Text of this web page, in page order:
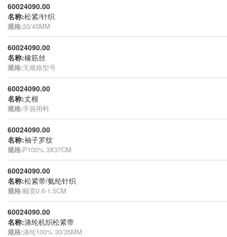
60024090.00
名称:松紧/针织
规格:33/45MM
60024090.00
名称:橡筋丝
规格:无规格型号
60024090.00
名称:丈根
规格:手袋用料
60024090.00
名称:袖子罗纹
规格:P100% 3X37CM
60024090.00
名称:松紧带/氨纶针织
规格:幅宽0.6-1.5CM
60024090.00
名称:涤纶机织松紧带
规格:涤纶100% 30/35MM